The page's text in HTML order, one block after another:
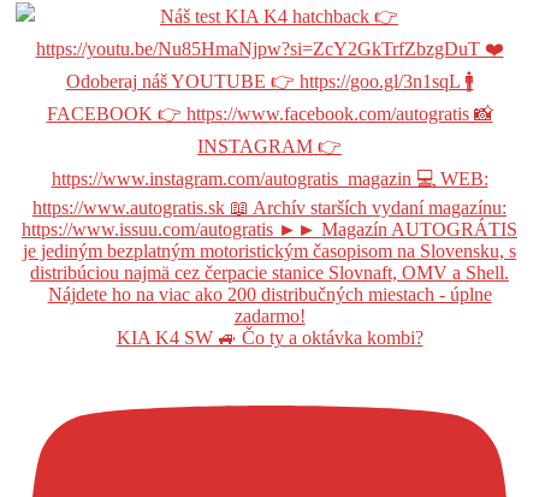
KIA K4 SW 🚙 Čo ty a oktávka kombi?